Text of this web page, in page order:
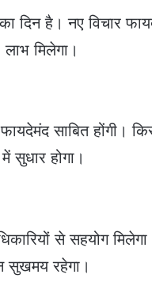
दिन है। नए विचार
मिलेगा।
साबित होंगी।
सुधार होगा।
से सहयोग
सुखमय रहेगा।